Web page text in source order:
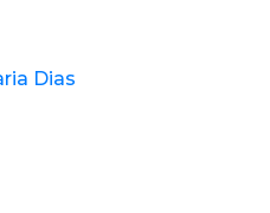
Dias